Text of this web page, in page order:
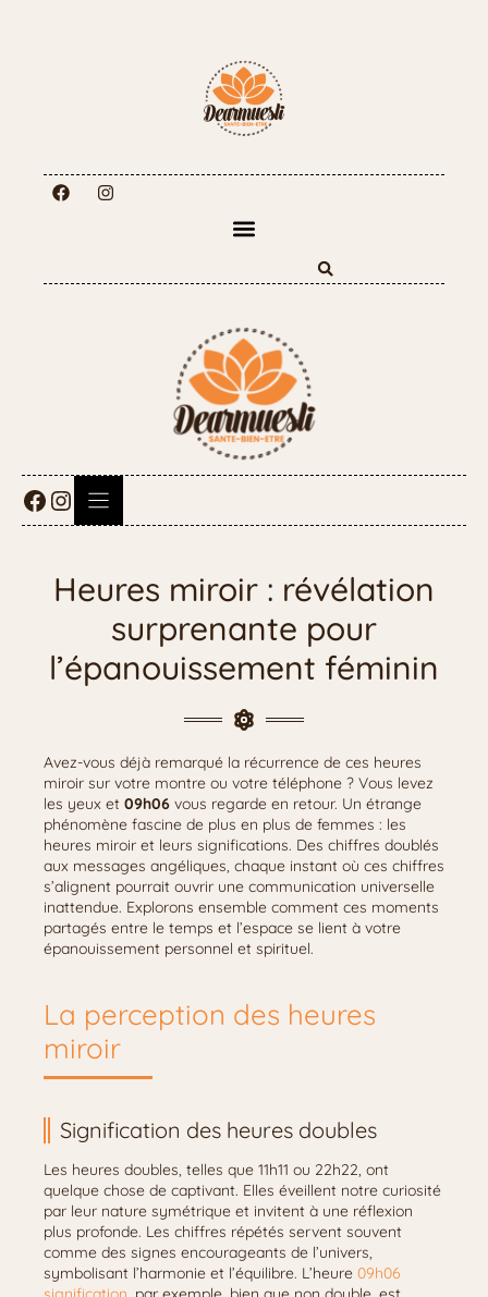
Heures miroir : révélation
surprenante pour
l’épanouissement féminin
Avez-vous déjà remarqué la récurrence de ces heures
miroir sur votre montre ou votre téléphone ? Vous levez
les yeux et 09h06 vous regarde en retour. Un étrange
phénomène fascine de plus en plus de femmes : les
heures miroir et leurs significations. Des chiffres doublés
aux messages angéliques, chaque instant où ces chiffres
s’alignent pourrait ouvrir une communication universelle
inattendue. Explorons ensemble comment ces moments
partagés entre le temps et l’espace se lient à votre
épanouissement personnel et spirituel.
La perception des heures
miroir
Signification des heures doubles
Les heures doubles, telles que 11h11 ou 22h22, ont
quelque chose de captivant. Elles éveillent notre curiosité
par leur nature symétrique et invitent à une réflexion
plus profonde. Les chiffres répétés servent souvent
comme des signes encourageants de l’univers,
symbolisant l’harmonie et l’équilibre. L’heure 09h06